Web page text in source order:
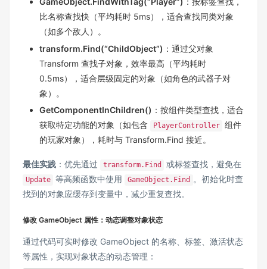
比名称查找快（平均耗时 5ms），适合查找同类对象
（如多个敌人）。
transform.Find(“ChildObject”) ：通过父对象
Transform 查找子对象，效率最高（平均耗时
0.5ms），适合层级固定的对象（如角色的武器子对
象）。
GetComponentInChildren() ：按组件类型查找，适合
获取特定功能的对象（如包含
PlayerController 组件
的玩家对象），耗时与 Transform.Find 接近。
最佳实践 ：优先通过 transform.Find 或标签查找，避免在
Update 等高频函数中使用 GameObject.Find
。初始化时查
找到的对象应缓存到变量中，减少重复查找。
修改 GameObject 属性：动态调整对象状态
通过代码可实时修改 GameObject 的名称、标签、激活状态
等属性，实现对象状态的动态管理：